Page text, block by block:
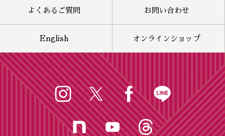
よくあるご質問 お問い合わせ
English オンラインショップ